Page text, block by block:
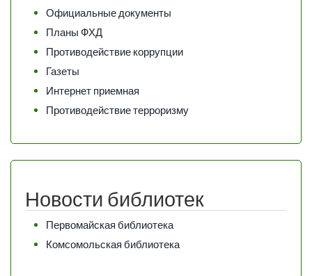
Официальные документы
Планы ФХД
Противодействие коррупции
Газеты
Интернет приемная
Противодействие терроризму
Новости библиотек
Первомайская библиотека
Комсомольская библиотека